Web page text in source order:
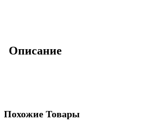
Описание
Похожие Товары